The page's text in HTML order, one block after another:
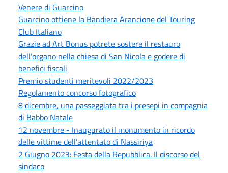
Venere di Guarcino
Guarcino ottiene la Bandiera Arancione del Touring
Club Italiano
Grazie ad Art Bonus potrete sostere il restauro
dell’organo nella chiesa di San Nicola e godere di
benefici fiscali
Premio studenti meritevoli 2022/2023
Regolamento concorso fotografico
8 dicembre, una passeggiata tra i presepi in compagnia
di Babbo Natale
12 novembre - Inaugurato il monumento in ricordo
delle vittime dell’attentato di Nassiriya
2 Giugno 2023: Festa della Repubblica. Il discorso del
sindaco